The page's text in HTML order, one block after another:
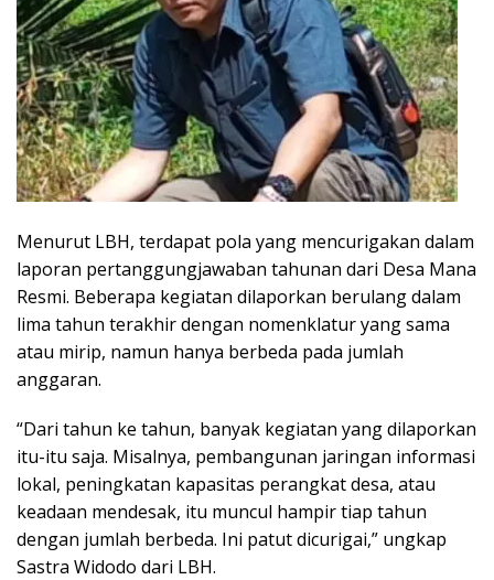
Menurut LBH, terdapat pola yang mencurigakan dalam
laporan pertanggungjawaban tahunan dari Desa Mana
Resmi. Beberapa kegiatan dilaporkan berulang dalam
lima tahun terakhir dengan nomenklatur yang sama
atau mirip, namun hanya berbeda pada jumlah
anggaran.
“Dari tahun ke tahun, banyak kegiatan yang dilaporkan
itu-itu saja. Misalnya, pembangunan jaringan informasi
lokal, peningkatan kapasitas perangkat desa, atau
keadaan mendesak, itu muncul hampir tiap tahun
dengan jumlah berbeda. Ini patut dicurigai,” ungkap
Sastra Widodo dari LBH.